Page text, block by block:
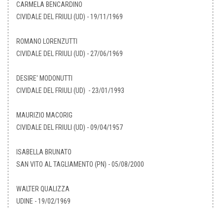
CARMELA BENCARDINO
CIVIDALE DEL FRIULI (UD) - 19/11/1969
ROMANO LORENZUTTI
CIVIDALE DEL FRIULI (UD) - 27/06/1969
DESIRE' MODONUTTI
CIVIDALE DEL FRIULI (UD) - 23/01/1993
MAURIZIO MACORIG
CIVIDALE DEL FRIULI (UD) - 09/04/1957
ISABELLA BRUNATO
SAN VITO AL TAGLIAMENTO (PN) - 05/08/2000
WALTER QUALIZZA
UDINE - 19/02/1969